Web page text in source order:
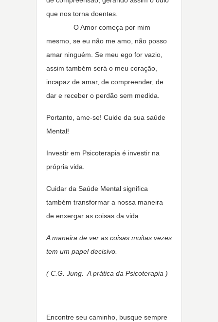
que nos torna doentes.
O Amor começa por mim
mesmo, se eu não me amo, não posso
amar ninguém. Se meu ego for vazio,
assim também será o meu coração,
incapaz de amar, de compreender, de
dar e receber o perdão sem medida.
Portanto, ame-se! Cuide da sua saúde
Mental!
Investir em Psicoterapia é investir na
própria vida.
Cuidar da Saúde Mental significa
também transformar a nossa maneira
de enxergar as coisas da vida.
A maneira de ver as coisas muitas vezes
tem um papel decisivo.
( C.G. Jung. A prática da Psicoterapia )
Encontre seu caminho, busque sempre